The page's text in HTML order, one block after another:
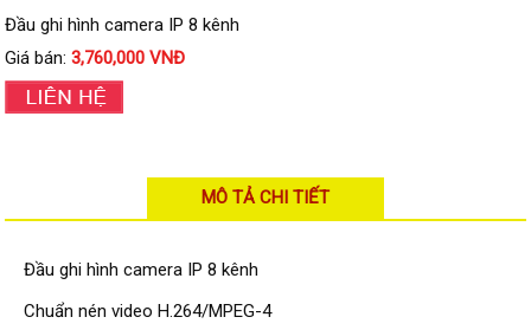
Đầu ghi IP HDParagon
Đầu ghi IP Dahua
Camera Visionhitech
Đầu ghi hình camera IP 8 kênh
Giá bán:3,760,000 VNĐ
MÔ TẢ CHI TIẾT
Đầu ghi hình camera IP 8 kênh
Chuẩn nén video H.264/MPEG-4